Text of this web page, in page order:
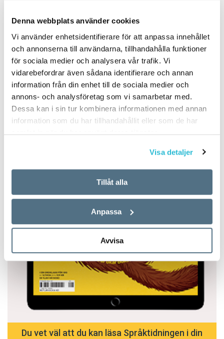
Denna webbplats använder cookies
Vi använder enhetsidentifierare för att anpassa innehållet
och annonserna till användarna, tillhandahålla funktioner
för sociala medier och analysera vår trafik. Vi
vidarebefordrar även sådana identifierare och annan
information från din enhet till de sociala medier och
annons- och analysföretag som vi samarbetar med.
Dessa kan i sin tur kombinera informationen med annan
information som du har tillhandahållit eller som de har
samlat in när du har använt deras tjänster.
Visa detaljer
Tillåt alla
Anpassa
Avvisa
PUBLICERAD 2025-05-11
Du vet väl att du kan läsa Språktidningen i din